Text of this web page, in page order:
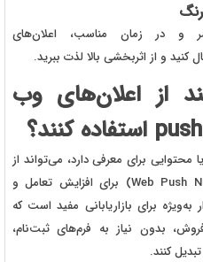
و در زمان مناسب، اعلان‌های
و از اثربخشی بالا لذت ببرید.
از اعلان‌های وب
برای معرفی دارد، می‌تواند از
اعلان‌های وب پوش (Web Push Notifications) برای افزایش تعامل و
به‌ویژه برای بازاریابانی مفید است که
بدون نیاز به فرم‌های ثبت‌نام،
کنند.